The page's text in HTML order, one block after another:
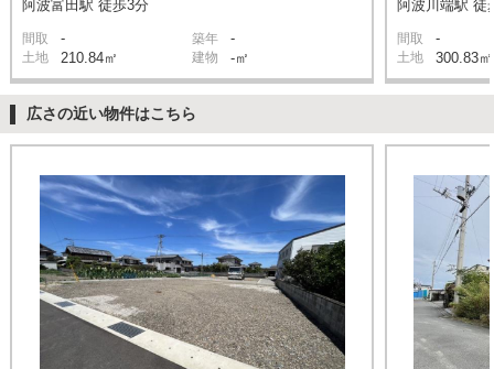
阿波富田駅 徒歩3分
間取 - 築年 -
土地 210.84㎡ 建物 -㎡
阿波川端駅 徒
間取 -
土地 300.83㎡
広さの近い物件はこちら